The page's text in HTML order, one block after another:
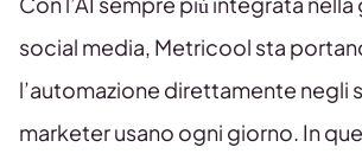
social media, Metricool sta
l’automazione direttamente negli
marketer usano ogni giorno. In